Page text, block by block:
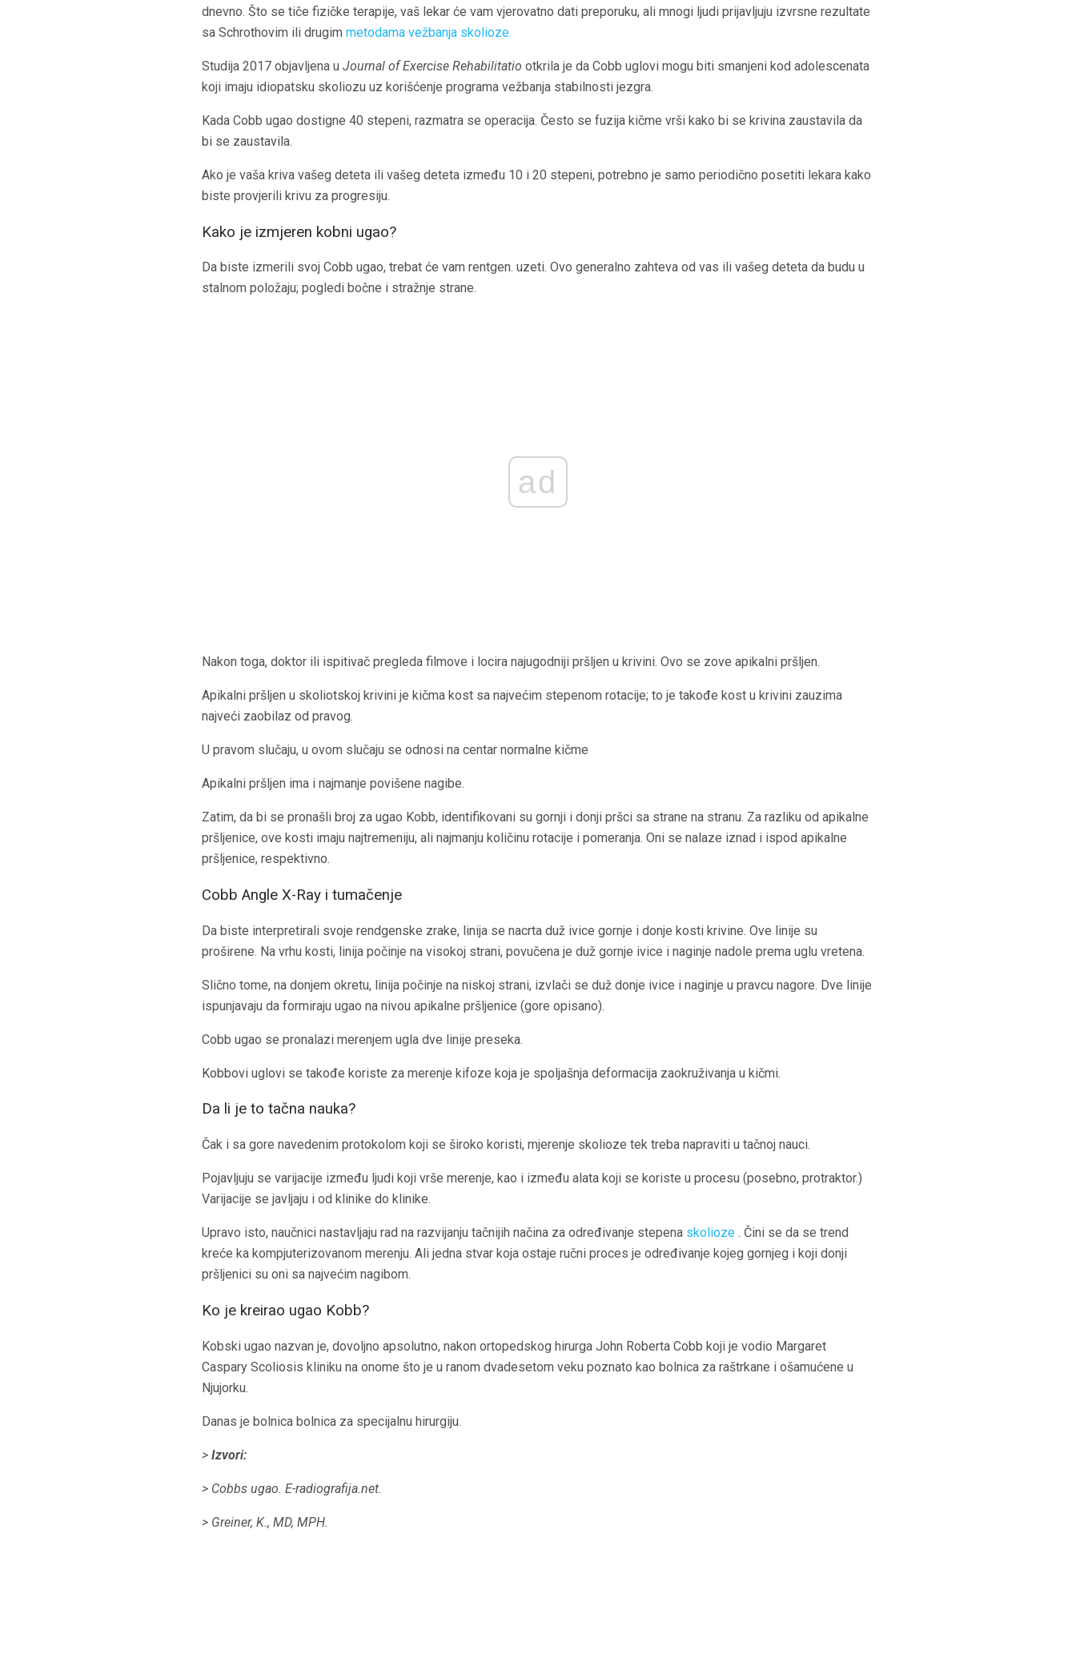
dnevno. Što se tiče fizičke terapije, vaš lekar će vam vjerovatno dati preporuku, ali mnogi ljudi prijavljuju izvrsne rezultate
sa Schrothovim ili drugim metodama vežbanja skolioze.
Studija 2017 objavljena u Journal of Exercise Rehabilitatio otkrila je da Cobb uglovi mogu biti smanjeni kod adolescenata
koji imaju idiopatsku skoliozu uz korišćenje programa vežbanja stabilnosti jezgra.
Kada Cobb ugao dostigne 40 stepeni, razmatra se operacija. Često se fuzija kičme vrši kako bi se krivina zaustavila da
bi se zaustavila.
Ako je vaša kriva vašeg deteta ili vašeg deteta između 10 i 20 stepeni, potrebno je samo periodično posetiti lekara kako
biste provjerili krivu za progresiju.
Kako je izmjeren kobni ugao?
Da biste izmerili svoj Cobb ugao, trebat će vam rentgen. uzeti. Ovo generalno zahteva od vas ili vašeg deteta da budu u
stalnom položaju; pogledi bočne i stražnje strane.
ad
Nakon toga, doktor ili ispitivač pregleda filmove i locira najugodniji pršljen u krivini. Ovo se zove apikalni pršljen.
Apikalni pršljen u skoliotskoj krivini je kičma kost sa najvećim stepenom rotacije; to je takođe kost u krivini zauzima
najveći zaobilaz od pravog.
U pravom slučaju, u ovom slučaju se odnosi na centar normalne kičme
Apikalni pršljen ima i najmanje povišene nagibe.
Zatim, da bi se pronašli broj za ugao Kobb, identifikovani su gornji i donji pršci sa strane na stranu. Za razliku od apikalne
pršljenice, ove kosti imaju najtremeniju, ali najmanju količinu rotacije i pomeranja. Oni se nalaze iznad i ispod apikalne
pršljenice, respektivno.
Cobb Angle X-Ray i tumačenje
Da biste interpretirali svoje rendgenske zrake, linija se nacrta duž ivice gornje i donje kosti krivine. Ove linije su
proširene. Na vrhu kosti, linija počinje na visokoj strani, povučena je duž gornje ivice i naginje nadole prema uglu vretena.
Slično tome, na donjem okretu, linija počinje na niskoj strani, izvlači se duž donje ivice i naginje u pravcu nagore. Dve linije
ispunjavaju da formiraju ugao na nivou apikalne pršljenice (gore opisano).
Cobb ugao se pronalazi merenjem ugla dve linije preseka.
Kobbovi uglovi se takođe koriste za merenje kifoze koja je spoljašnja deformacija zaokruživanja u kičmi.
Da li je to tačna nauka?
Čak i sa gore navedenim protokolom koji se široko koristi, mjerenje skolioze tek treba napraviti u tačnoj nauci.
Pojavljuju se varijacije između ljudi koji vrše merenje, kao i između alata koji se koriste u procesu (posebno, protraktor.)
Varijacije se javljaju i od klinike do klinike.
Upravo isto, naučnici nastavljaju rad na razvijanju tačnijih načina za određivanje stepena skolioze . Čini se da se trend
kreće ka kompjuterizovanom merenju. Ali jedna stvar koja ostaje ručni proces je određivanje kojeg gornjeg i koji donji
pršljenici su oni sa najvećim nagibom.
Ko je kreirao ugao Kobb?
Kobski ugao nazvan je, dovoljno apsolutno, nakon ortopedskog hirurga John Roberta Cobb koji je vodio Margaret
Caspary Scoliosis kliniku na onome što je u ranom dvadesetom veku poznato kao bolnica za raštrkane i ošamućene u
Njujorku.
Danas je bolnica bolnica za specijalnu hirurgiju.
> Izvori:
> Cobbs ugao. E-radiografija.net.
> Greiner, K., MD, MPH.